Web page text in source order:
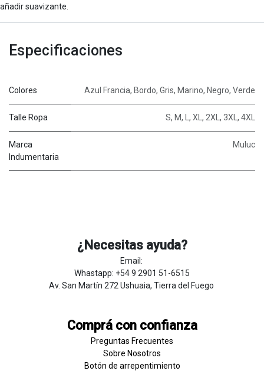
añadir suavizante.
Especificaciones
Colores Azul Francia, Bordo, Gris, Marino, Negro, Verde
Talle Ropa S, M, , XL , 2XL , 3XL , 4XL
Marca
Indumentaria
Muluc
¿Necesitas ayuda?
Email:
Whastapp: +54 9 2901 51-6515
Av. San Martín 272 Ushuaia, Tierra del Fuego
Comprá con confianza
Preguntas Frecuentes
Sobre Nosotros
Botón de ​arrepentim​​​iento